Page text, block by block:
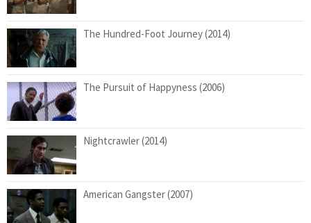
The Hundred-Foot Journey (2014)
The Pursuit of Happyness (2006)
Nightcrawler (2014)
American Gangster (2007)